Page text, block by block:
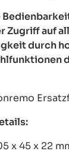
Zugriff auf
durch
x 45 x 22